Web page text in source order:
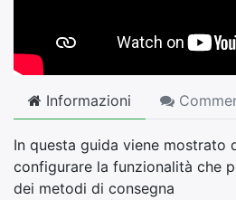
Informazioni
In questa guida viene mostrato
configurare la funzionalità che
dei metodi di consegna